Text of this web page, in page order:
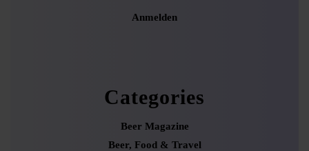
Anmelden
Categories
Beer Magazine
Beer, Food & Travel